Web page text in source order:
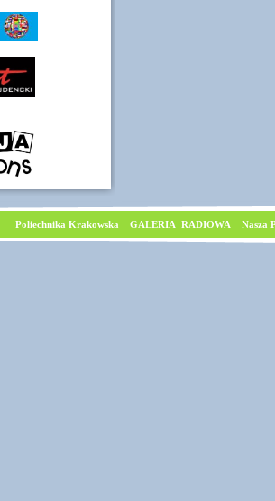
Poliechnika Krakowska GALERIA RADIOWA Nasza